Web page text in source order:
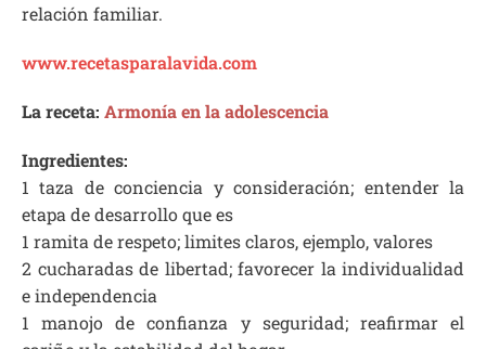
relación familiar.
www.recetasparalavida.com
La receta: Armonía en la adolescencia
Ingredientes:
1 taza de conciencia y consideración; entender la
etapa de desarrollo que es
1 ramita de respeto; limites claros, ejemplo, valores
2 cucharadas de libertad; favorecer la individualidad
e independencia
1 manojo de confianza y seguridad; reafirmar el